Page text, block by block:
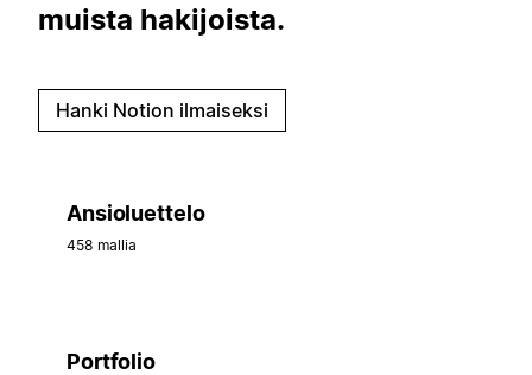
muista hakijoista.
Hanki Notion ilmaiseksi
Ansioluettelo
458 mallia
Portfolio